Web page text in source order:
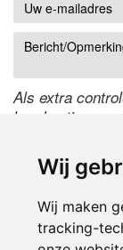
Wij
Wij maken
tracking-
Als extra
handmatige
de code te